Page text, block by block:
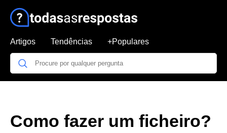
Artigos Tendências +Populares
Como fazer um ficheiro?